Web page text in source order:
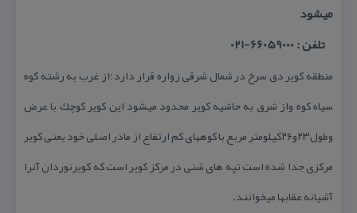
میشود
تلفن : 66059000-021
منطقه كویر دق سرخ در شمال شرقی زواره قرار دارد ؛از غرب به رشته كوه
سیاه كوه واز شرق به حاشیه كویر محدود میشود این كویر كوچك با عرض
وطول۲۳و۲۶كیلومتر مربع با كوههای كم ارتفاع از مادر اصلی خود یعنی كویر
مركزی جدا شده است تپه های شنی در مركز كویر است كه كویرنوردان آنرا
آشیانه عقابها میخوانند.